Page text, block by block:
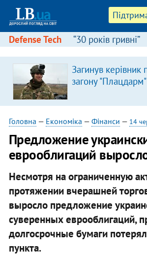
Defense Tech “30 років гривні”
Загинув керівник
загону
Головна — Економіка — Фінанси — 14
​Предложение
еврооблигаций
Несмотря на ограниченную
протяжении вчерашней
выросло предложение
суверенных еврооблигаций,
долгосрочные бумаги
пункта.